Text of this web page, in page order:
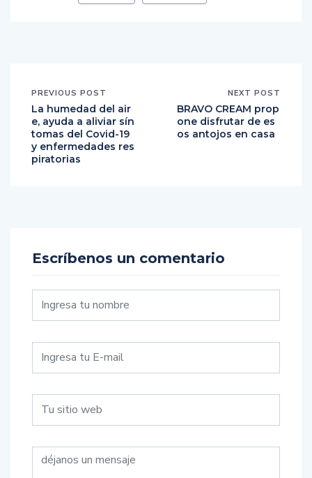
PREVIOUS POST
La humedad del air
e, ayuda a aliviar sín
tomas del Covid-19
y enfermedades res
piratorias
NEXT POST
BRAVO CREAM prop
one disfrutar de es
os antojos en casa
Escríbenos un comentario